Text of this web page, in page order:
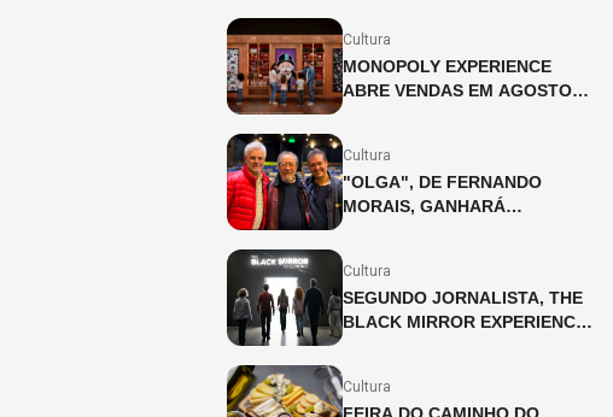
Cultura
MONOPOLY EXPERIENCE
ABRE VENDAS EM AGOSTO
Cultura
"OLGA", DE FERNANDO
MORAIS, GANHARÁ
Cultura
SEGUNDO JORNALISTA, THE
BLACK MIRROR EXPERIENCE
Cultura